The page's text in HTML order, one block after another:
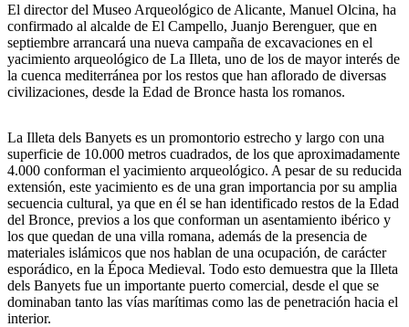
El director del Museo Arqueológico de Alicante, Manuel Olcina, ha
confirmado al alcalde de El Campello, Juanjo Berenguer, que en
septiembre arrancará una nueva campaña de excavaciones en el
yacimiento arqueológico de La Illeta, uno de los de mayor interés de
la cuenca mediterránea por los restos que han aflorado de diversas
civilizaciones, desde la Edad de Bronce hasta los romanos.
La Illeta dels Banyets es un promontorio estrecho y largo con una
superficie de 10.000 metros cuadrados, de los que aproximadamente
4.000 conforman el yacimiento arqueológico. A pesar de su reducida
extensión, este yacimiento es de una gran importancia por su amplia
secuencia cultural, ya que en él se han identificado restos de la Edad
del Bronce, previos a los que conforman un asentamiento ibérico y
los que quedan de una villa romana, además de la presencia de
materiales islámicos que nos hablan de una ocupación, de carácter
esporádico, en la Época Medieval. Todo esto demuestra que la Illeta
dels Banyets fue un importante puerto comercial, desde el que se
dominaban tanto las vías marítimas como las de penetración hacia el
interior.